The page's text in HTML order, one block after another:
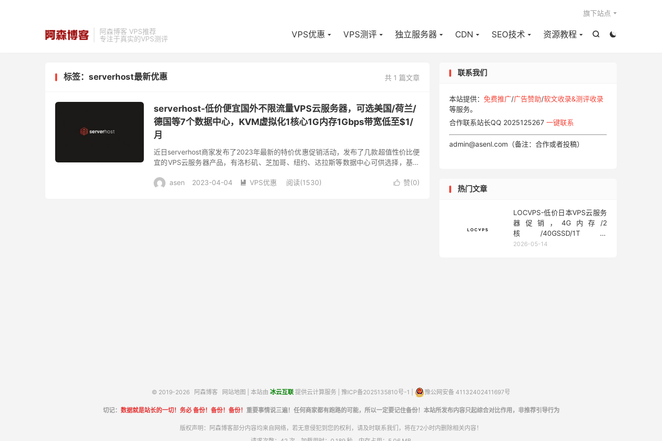
阿森博客 VPS推荐
专注于真实的VPS测评


VPS优惠 VPS测评 独立服务器 CDN SEO技术 资源教程
旗下站点
共 1 篇文章
标签：serverhost最新优惠
serverhost-低价便宜国外不限流量VPS云服务器，可选美国/荷兰/
德国等7个数据中心，KVM虚拟化1核心1G内存1Gbps带宽低至$1/
月
近日serverhost商家发布了2023年最新的特价优惠促销活动，发布了几款超值性价比便
宜的VPS云服务器产品，有洛杉矶、芝加哥、纽约、达拉斯等数据中心可供选择，基础
 赞(0)
asen 2023-04-04  VPS优惠 阅读(1530)
联系我们
本站提供： 免费推广/广告赞助/软文收录&测评收录
等服务。
合作联系站长QQ 2025125267 一键联系
admin@asenl.com（备注：合作或者投稿）
热门文章
LOCVPS-低价日本VPS云服务
器促销，4G内存/2
核/40GSSD/1T流
量/450Mbps带宽，低至36元/
2026-05-14
© 2019-2026 阿森博客 网站地图 | 本站由 冰云互联 提供云计算服务 | 豫ICP备2025135810号-1 豫公网安备 41132402411697号
切记： 数据就是站长的一切！务必 备份！备份！备份！ 重要事情说三遍！任何商家都有跑路的可能，所以一定要记住备份！本站所发布内容只起综合对比作用，非推荐引导行为
版权声明：阿森博客部分内容均来自网络，若无意侵犯到您的权利，请及时联系我们，将在72小时内删除相关内容！